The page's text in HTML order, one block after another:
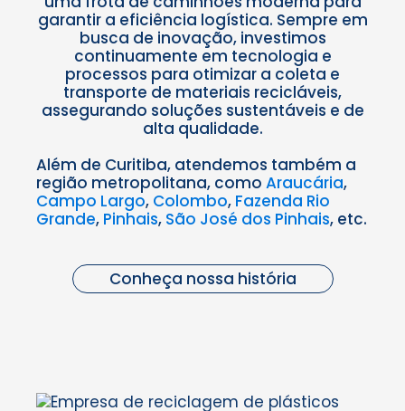
garantir a eficiência logística. Sempre em
busca de inovação, investimos
continuamente em tecnologia e
processos para otimizar a coleta e
transporte de materiais recicláveis,
assegurando soluções sustentáveis e de
alta qualidade.
Além de Curitiba, atendemos também a
região metropolitana, como Araucária,
Campo Largo, Colombo, Fazenda Rio
Grande, Pinhais, São José dos Pinhais, etc.
Conheça nossa história